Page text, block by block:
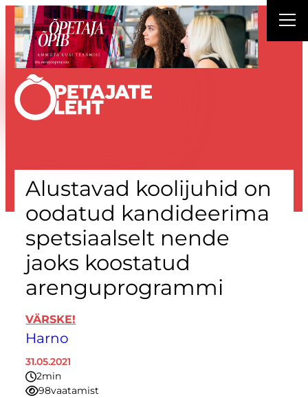
Liigu
sisu
juurde
Alustavad koolijuhid on
oodatud kandideerima
spetsiaalselt nende
jaoks koostatud
arenguprogrammi
VÄRSKE!
Harno
31.05.2021
2minutit
98vaatamist